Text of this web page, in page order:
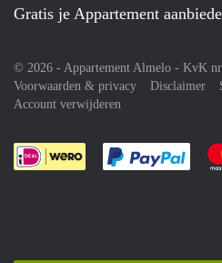
Gratis je Appartement
© 2026 - Appartement Almelo - KvK
Voorwaarden & privacy
Disclaimer
Account verwijderen
Je